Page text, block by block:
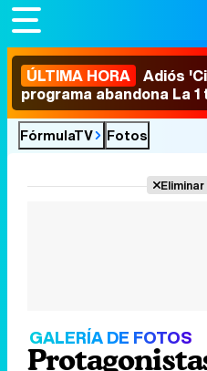
ÚLTIMA HORA Adiós
programa abandona La
FórmulaTV Fotos
GALERÍA DE FOTOS